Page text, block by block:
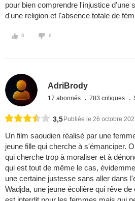
pour bien comprendre l'injustice d'une
d'une religion et l'absence totale de
0 0
AdriBrody
17 abonnés 783 critiques
3,5 Publiée le 26 octobre
Un film saoudien réalisé par une
jeune fille qui cherche à s'émanciper.
qui cherche trop à moraliser et à
qui est tout de même le cas,
une certaine justesse sans aller dans
Wadjda, une jeune écolière qui rêve